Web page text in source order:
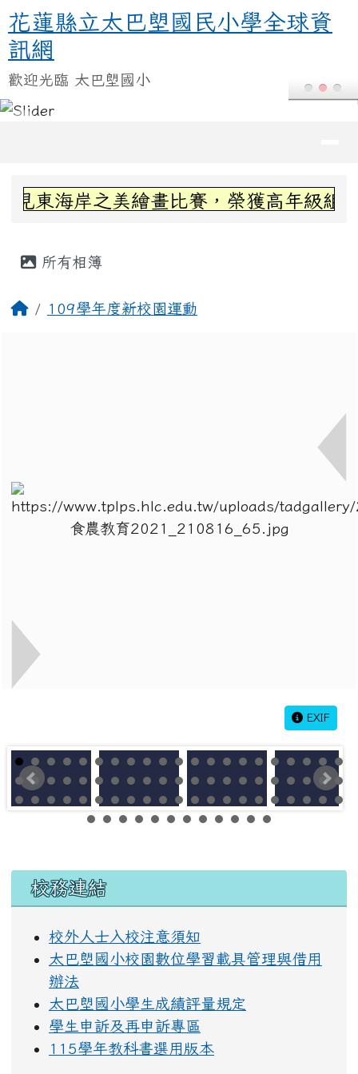
跳至主內容區
花蓮縣立太巴塱國民小學全球資訊
花蓮縣立太巴塱國民小學全球資
訊網
歡迎光臨 太巴塱國小
上中區域內容
海岸之美繪畫比賽，榮獲高年級組第
所有相簿
回首頁109學年度新校園運動
EXIF
左邊區域內容
校務連結
校外人士入校注意須知
太巴塱國小校園數位學習載具管理與借用
辦法
太巴塱國小學生成績評量規定
學生申訴及再申訴專區
115學年教科書選用版本